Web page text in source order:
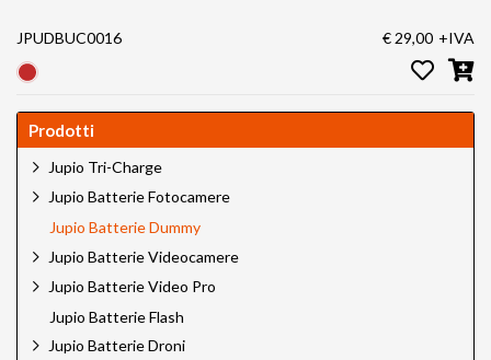
JPUDBUC0016 € 29,00 +IVA
Prodotti
Jupio Tri-Charge
Jupio Batterie Fotocamere
Jupio Batterie Dummy
Jupio Batterie Videocamere
Jupio Batterie Video Pro
Jupio Batterie Flash
Jupio Batterie Droni